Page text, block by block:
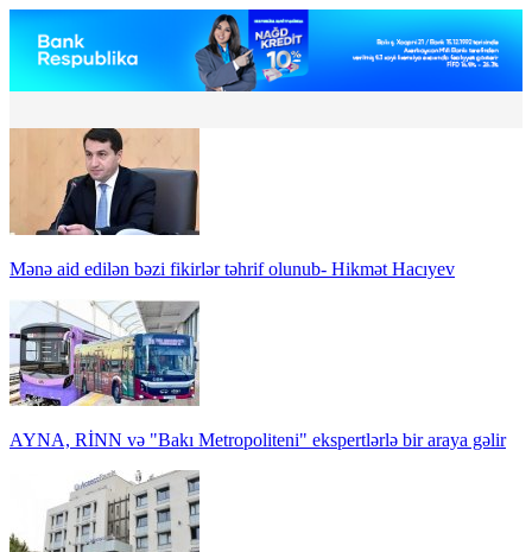
Mənə aid edilən bəzi fikirlər təhrif olunub- Hikmət Hacıyev
AYNA, RİNN və "Bakı Metropoliteni" ekspertlərlə bir araya gəlir